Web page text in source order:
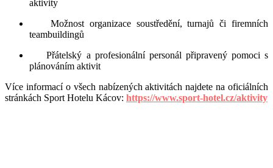
aktivity
Možnost organizace soustředění, turnajů či firemních
teambuildingů
Přátelský a profesionální personál připravený pomoci s
plánováním aktivit
Více informací o všech nabízených aktivitách najdete na oficiálních
stránkách Sport Hotelu Kácov: https://www.sport-hotel.cz/aktivity